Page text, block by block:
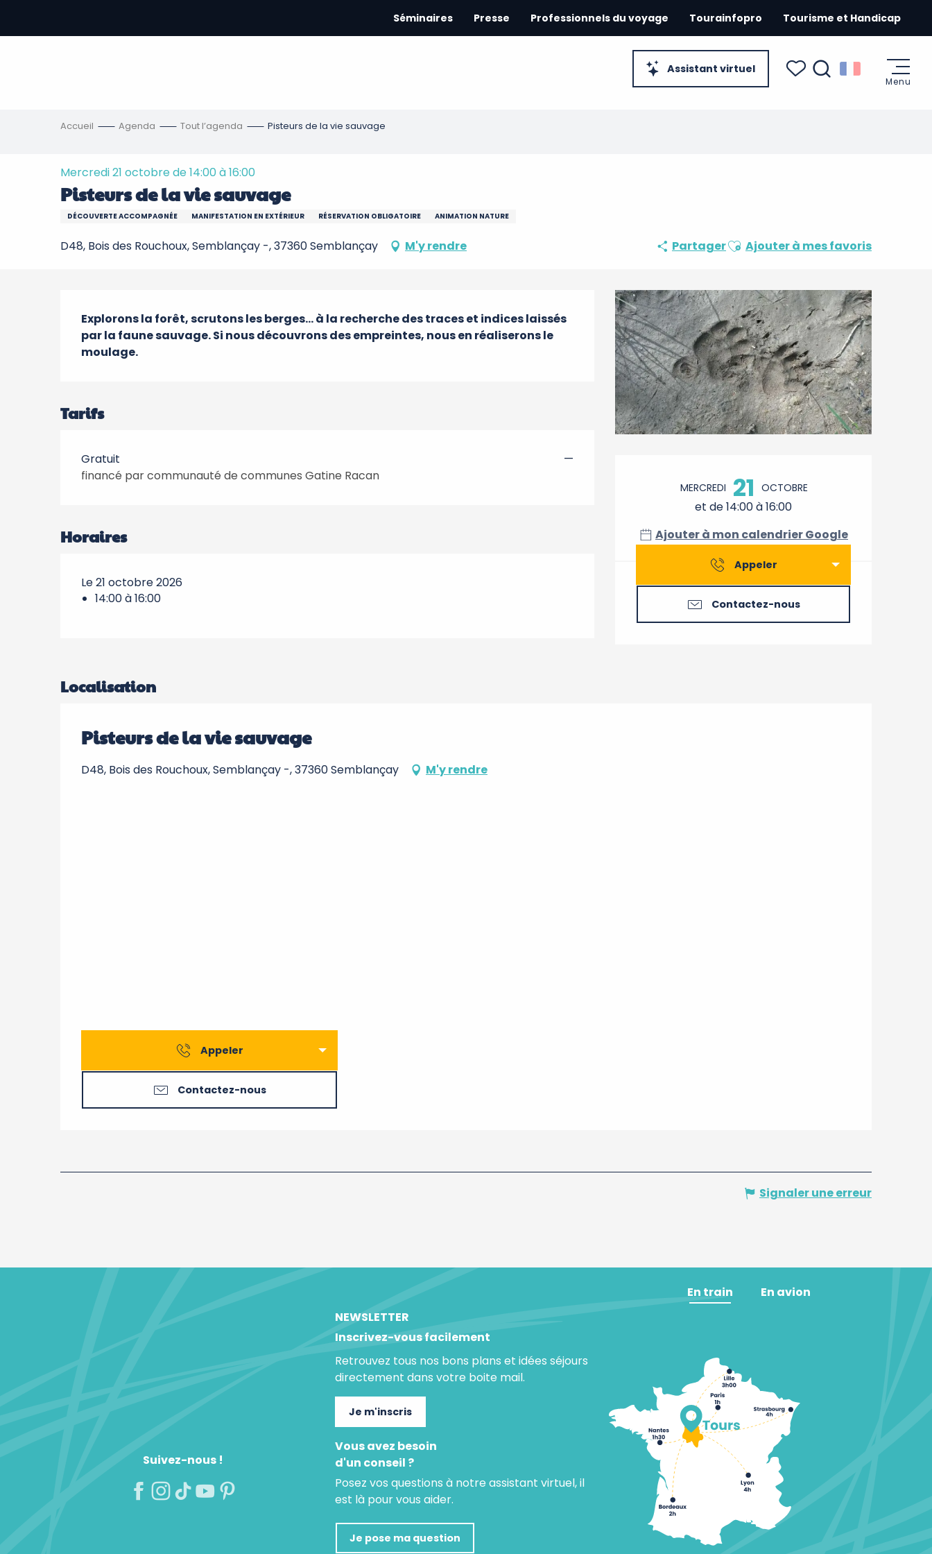
contenu
Assistant virtuel
Séminaires Presse Professionnels du voyage Tourainfopro Tourisme et Handicap
Menu
Accueil Agenda Tout l’agenda Pisteurs de la vie sauvage
Mercredi 21 octobre de 14:00 à 16:00
Pisteurs de la vie sauvage
DÉCOUVERTE ACCOMPAGNÉE MANIFESTATION EN EXTÉRIEUR RÉSERVATION OBLIGATOIRE ANIMATION NATURE
D48, Bois des Rouchoux, Semblançay -, 37360 Semblançay M'y rendre PartagerAjouter aux favoris
Ajouter à mes favoris
Ouverture et
MERCREDI 21 OCTOBRE
et de 14:00 à 16:00
Ajouter à mon calendrier Google
Appeler
Contactez-nous
Description
Explorons la forêt, scrutons les berges… à la recherche des traces et indices laissés
par la faune sauvage. Si nous découvrons des empreintes, nous en réaliserons le
moulage.
Tarifs
Gratuit
financé par communauté de communes Gatine Racan
—
Horaires
Le 21 octobre 2026
14:00 à 16:00
Localisation
Pisteurs de la vie sauvage
D48, Bois des Rouchoux, Semblançay -, 37360 Semblançay M'y rendre
Appeler
Contactez-nous
Signaler une erreur
Suivez-nous !
NEWSLETTER
Inscrivez-vous facilement
Retrouvez tous nos bons plans et idées séjours
directement dans votre boite mail.
Je m'inscris
Vous avez besoin
d'un conseil ?
Posez vos questions à notre assistant virtuel, il
est là pour vous aider.
Je pose ma question
En train En avion